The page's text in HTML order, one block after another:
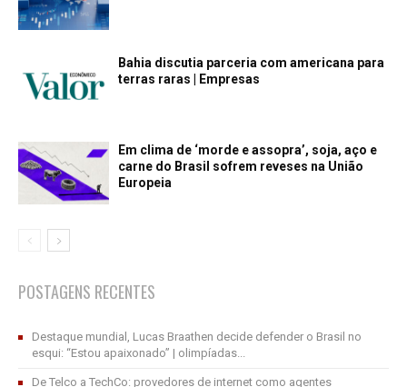
Bahia discutia parceria com americana para
terras raras | Empresas
Em clima de ‘morde e assopra’, soja, aço e
carne do Brasil sofrem reveses na União
Europeia
POSTAGENS RECENTES
Destaque mundial, Lucas Braathen decide defender o Brasil no
esqui: “Estou apaixonado” | olimpíadas...
De Telco a TechCo: provedores de internet como agentes